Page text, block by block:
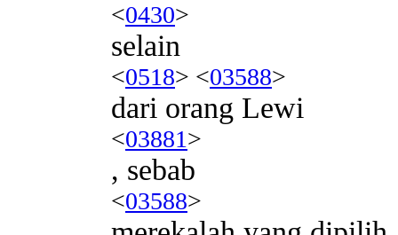
<0430>
selain
<0518> <03588>
dari orang Lewi
<03881>
, sebab
<03588>